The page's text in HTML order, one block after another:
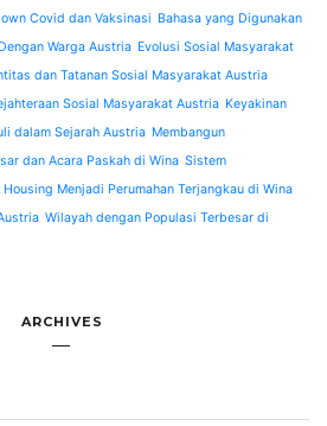
Covid dan Vaksinasi Bahasa yang Digunakan
Warga Austria Evolusi Sosial Masyarakat
dan Tatanan Sosial Masyarakat Austria
Sosial Masyarakat Austria Keyakinan
dalam Sejarah Austria Membangun
dan Acara Paskah di Wina Sistem
Housing Menjadi Perumahan Terjangkau di Wina
Wilayah dengan Populasi Terbesar di
ARCHIVES